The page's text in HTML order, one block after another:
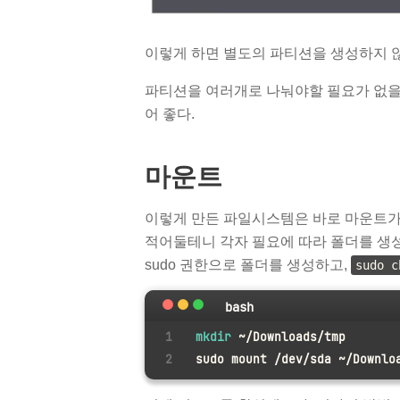
이렇게 하면 별도의 파티션을 생성하지
파티션을 여러개로 나눠야할 필요가 없
어 좋다.
마운트
이렇게 만든 파일시스템은 바로 마운트
적어둘테니 각자 필요에 따라 폴더를 생
sudo 권한으로 폴더를 생성하고,
sudo
bash
mkdir ~/Downloads/tmp
sudo mount /dev/sda ~/